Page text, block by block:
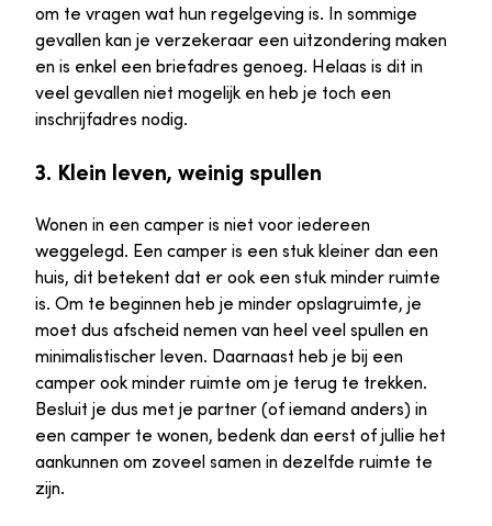
om te vragen wat hun regelgeving is. In sommige
gevallen kan je verzekeraar een uitzondering maken
en is enkel een briefadres genoeg. Helaas is dit in
veel gevallen niet mogelijk en heb je toch een
inschrijfadres nodig.
3. Klein leven, weinig spullen
Wonen in een camper is niet voor iedereen
weggelegd. Een camper is een stuk kleiner dan een
huis, dit betekent dat er ook een stuk minder ruimte
is. Om te beginnen heb je minder opslagruimte, je
moet dus afscheid nemen van heel veel spullen en
minimalistischer leven. Daarnaast heb je bij een
camper ook minder ruimte om je terug te trekken.
Besluit je dus met je partner (of iemand anders) in
een camper te wonen, bedenk dan eerst of jullie het
aankunnen om zoveel samen in dezelfde ruimte te
zijn.